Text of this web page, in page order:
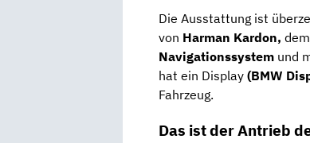
Die Ausstattung ist
von Harman Kardon, dem
Navigationssystem und
hat ein Display (BMW
Fahrzeug.
Das ist der Antrieb